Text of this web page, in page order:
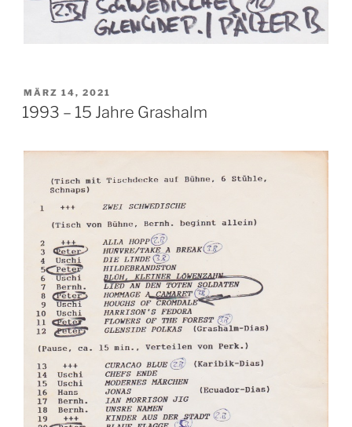
VERÖFFENTLICHT
AM
MÄRZ 14, 2021
1993 – 15 Jahre Grashalm